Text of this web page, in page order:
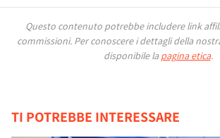
Questo contenuto potrebbe includere link
commissioni. Per conoscere i dettagli della
disponibile la pagina etica.
TI POTREBBE INTERESSARE